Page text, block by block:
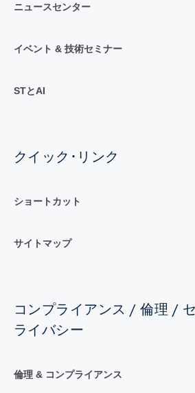
ニュースセンター
イベント & 技術セミナー
STとAI
クイック･リンク
ショートカット
サイトマップ
コンプライアンス / 倫理 /
ライバシー
倫理 & コンプライアンス